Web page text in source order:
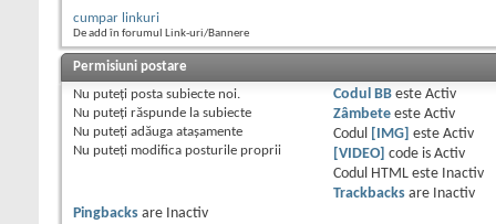
cumpar linkuri
De add în forumul Link-uri/Bannere
Permisiuni postare
Nu puteţi posta subiecte noi.
Nu puteţi răspunde la subiecte
Nu puteţi adăuga ataşamente
Nu puteţi modifica posturile proprii
Codul BBeste Activ
Zâmbeteeste Activ
Codul
[IMG] este Activ
[VIDEO]
code is Activ
Codul HTML este
Inactiv
Trackbacksare
Inactiv
Pingbacks are
Inactiv